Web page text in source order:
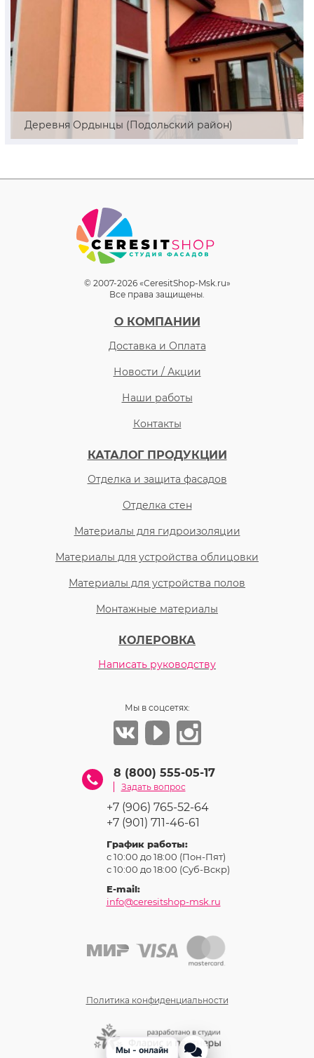
Деревня Ордынцы (Подольский район)
© 2007-2026 «CeresitShop-Msk.ru»
Все права защищены.
О КОМПАНИИ
Доставка и Оплата
Новости / Акции
Наши работы
Контакты
КАТАЛОГ ПРОДУКЦИИ
Отделка и защита фасадов
Отделка стен
Материалы для гидроизоляции
Материалы для устройства облицовки
Материалы для устройства полов
Монтажные материалы
КОЛЕРОВКА
Написать руководству
Мы в соцсетях:
8 (800) 555-05-17
Задать вопрос
+7 (906) 765-52-64
+7 (901) 711-46-61
График работы:
с 10:00 до 18:00 (Пон-Пят)
с 10:00 до 18:00 (Суб-Вcкр)
E-mail:
info@ceresitshop-msk.ru
Политика конфиденциальности